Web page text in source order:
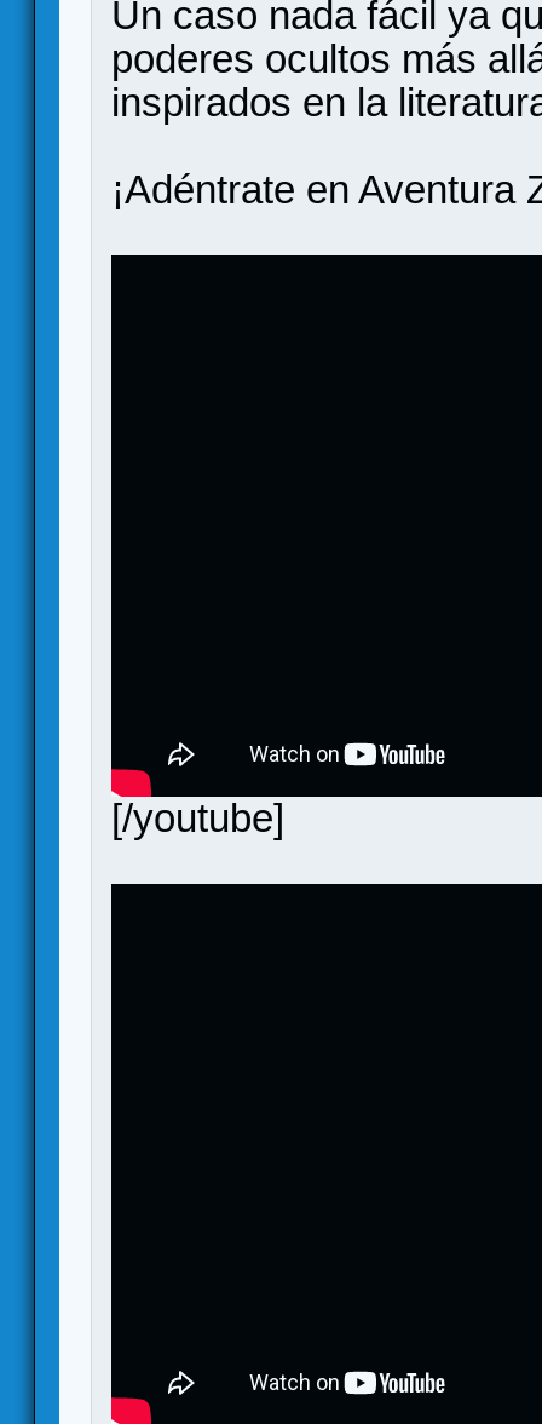
Un caso nada fácil ya
poderes ocultos más
inspirados en la
¡Adéntrate en Aventura
[/youtube]